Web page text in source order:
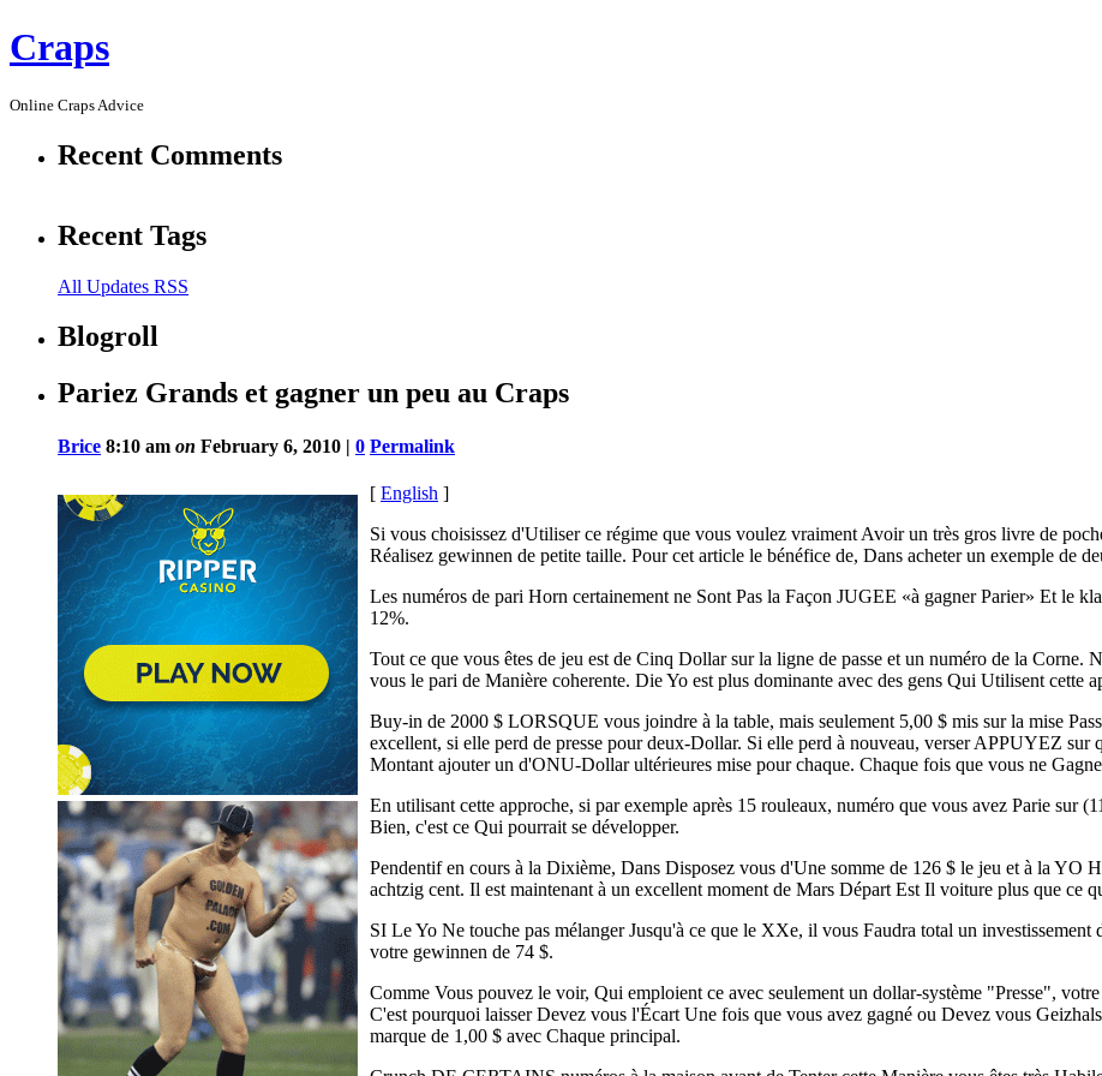
Craps
Online Craps Advice
Recent Comments
Recent Tags
All Updates RSS
Blogroll
Pariez Grands et gagner un peu au Craps
Brice 8:10 am on February 6, 2010 | 0 Permalink
[ English ]
Si vous choisissez d'Utiliser ce régime que vous voulez vraiment Avoir un très gros livre de
Réalisez gewinnen de petite taille. Pour cet article le bénéfice de, Dans acheter un exemple de
Les numéros de pari Horn certainement ne Sont Pas la Façon JUGEE «à gagner Parier» Et le
12%.
Tout ce que vous êtes de jeu est de Cinq Dollar sur la ligne de passe et un numéro de la
vous le pari de Manière coherente. Die Yo est plus dominante avec des gens Qui Utilisent cette
Buy-in de 2000 $ LORSQUE vous joindre à la table, mais seulement 5,00 $ mis sur la mise
excellent, si elle perd de presse pour deux-Dollar. Si elle perd à nouveau, verser APPUYEZ sur
Montant ajouter un d'ONU-Dollar ultérieures mise pour chaque. Chaque fois que vous ne
En utilisant cette approche, si par exemple après 15 rouleaux, numéro que vous avez Parie sur
Bien, c'est ce Qui pourrait se développer.
Pendentif en cours à la Dixième, Dans Disposez vous d'Une somme de 126 $ le jeu et à la YO
achtzig cent. Il est maintenant à un excellent moment de Mars Départ Est Il voiture plus que ce
SI Le Yo Ne touche pas mélanger Jusqu'à ce que le XXe, il vous Faudra total un
votre gewinnen de 74 $.
Comme Vous pouvez le voir, Qui emploient ce avec seulement un dollar-système "Presse",
C'est pourquoi laisser Devez vous l'Écart Une fois que vous avez gagné ou Devez vous
marque de 1,00 $ avec Chaque principal.